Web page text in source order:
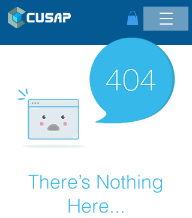
There’s Nothing
Here...